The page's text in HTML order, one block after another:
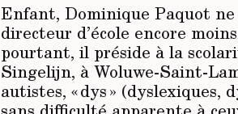
Enfant, Dominique Paquot
directeur d’école encore
pourtant, il préside à la
Singelijn, à Woluwe-Saint-
autistes, « dys » (dyslexiques,